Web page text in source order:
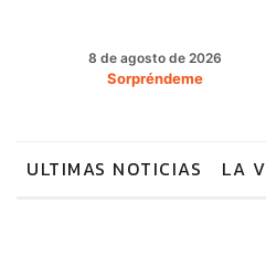
8 de agosto de 2026
Sorpréndeme
ULTIMAS NOTICIAS LA